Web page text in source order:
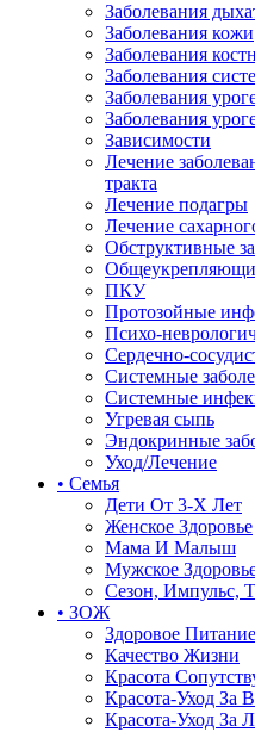
Заболевания
Заболевания кожи
Заболевания
Заболевания
Заболевания
Заболевания
Зависимости
Лечение
тракта
Лечение подагры
Лечение
Обструктивные
ПКУ
Протозойные
Психо-
Сердечно-
Системные
Системные
Угревая сыпь
Эндокринные
Уход/Лечение
• Семья
Дети От 3-Х Лет
Женское Здоровье
Мама И Малыш
Мужское
Сезон, Импульс,
• ЗОЖ
Здоровое Питание
Качество Жизни
Красота
Красота-Уход За
Красота-Уход За